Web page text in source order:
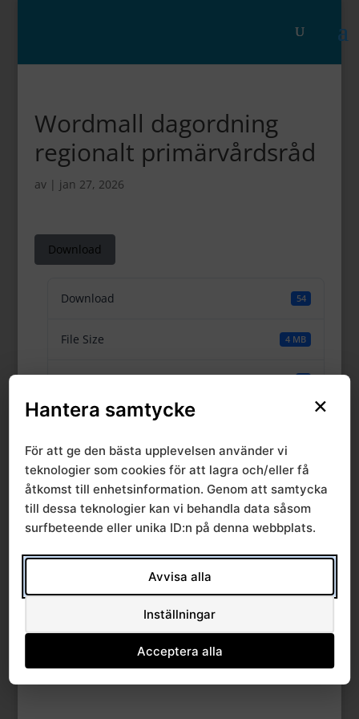
Wordmall dagordning
regionalt primärvårdsråd
av | jan 27, 2026
Download
Download 54
File Size 4 MB
File Count
Create Date
Last Updated 28 januari, 2026
Wordmall
dagordning
regionalt
primärvårdsråd
×
Hantera samtycke
För att ge den bästa upplevelsen använder vi
teknologier som cookies för att lagra och/eller få
åtkomst till enhetsinformation. Genom att samtycka
till dessa teknologier kan vi behandla data såsom
surfbeteende eller unika ID:n på denna webbplats.
Avvisa alla
Inställningar
Acceptera alla